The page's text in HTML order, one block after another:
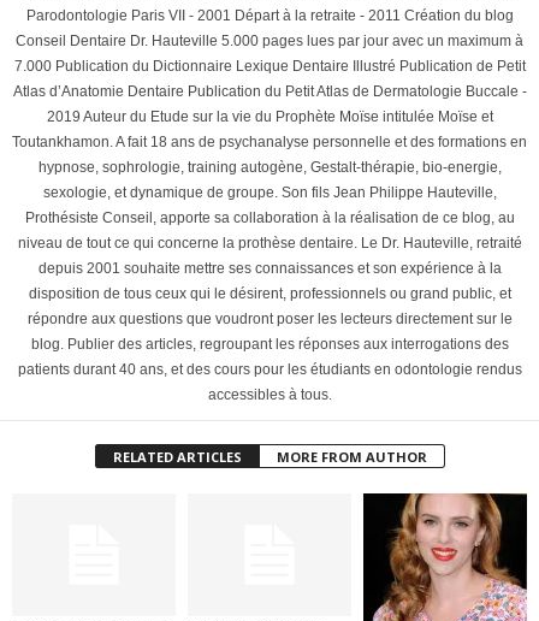
Parodontologie Paris VII - 2001 Départ à la retraite - 2011 Création du blog
Conseil Dentaire Dr. Hauteville 5.000 pages lues par jour avec un maximum à
7.000 Publication du Dictionnaire Lexique Dentaire Illustré Publication de Petit
Atlas d’Anatomie Dentaire Publication du Petit Atlas de Dermatologie Buccale -
2019 Auteur du Etude sur la vie du Prophète Moïse intitulée Moïse et
Toutankhamon. A fait 18 ans de psychanalyse personnelle et des formations en
hypnose, sophrologie, training autogène, Gestalt-thérapie, bio-energie,
sexologie, et dynamique de groupe. Son fils Jean Philippe Hauteville,
Prothésiste Conseil, apporte sa collaboration à la réalisation de ce blog, au
niveau de tout ce qui concerne la prothèse dentaire. Le Dr. Hauteville, retraité
depuis 2001 souhaite mettre ses connaissances et son expérience à la
disposition de tous ceux qui le désirent, professionnels ou grand public, et
répondre aux questions que voudront poser les lecteurs directement sur le
blog. Publier des articles, regroupant les réponses aux interrogations des
patients durant 40 ans, et des cours pour les étudiants en odontologie rendus
accessibles à tous.
RELATED ARTICLES MORE FROM AUTHOR